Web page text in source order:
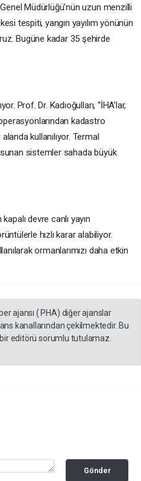
Müdürlüğü’nün uzun menzilli
tespiti, yangın yayılım yönünün
Bugüne kadar 35 şehirde
Prof. Dr. Kadıoğulları, “İHA’lar,
kadastro
kullanılıyor. Termal
sistemler sahada büyük
devre canlı yayın
hızlı karar alabiliyor.
ormanlarımızı daha etkin
ajansı ( PHA) diğer ajanslar
kanallarından çekilmektedir. Bu
editörü sorumlu tutulamaz.
Gönder